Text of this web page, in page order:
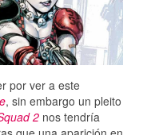
por ver a este
, sin embargo un pleito
2 nos tendría